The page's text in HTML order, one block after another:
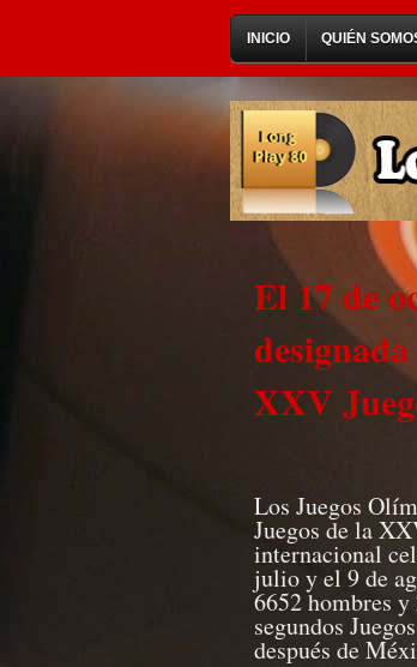
INICIO QUIÉN
El 17 de
XXV
Los Juegos
Juegos de la
internacional
julio y el 9 de
6652 hombres
segundos
después de